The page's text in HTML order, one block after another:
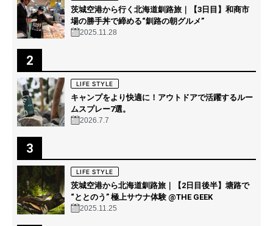
茨城空港から行く北海道釧路旅｜【3日目】和商市
場の勝手丼で締める“釧路の朝グルメ”
2025.11.28
2
LIFE STYLE
キャンプをより快適に！アウトドアで活躍するルー
ムスプレー7選。
2026.7.7
3
LIFE STYLE
茨城空港から北海道釧路旅｜【2日目後半】塘路で
“ととのう” 極上サウナ体験 @THE GEEK
2025.11.25